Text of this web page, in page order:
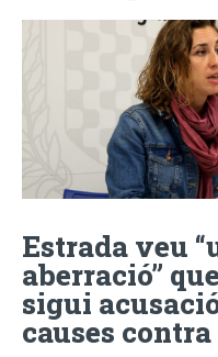
Estrada veu
aberració”
sigui
causes